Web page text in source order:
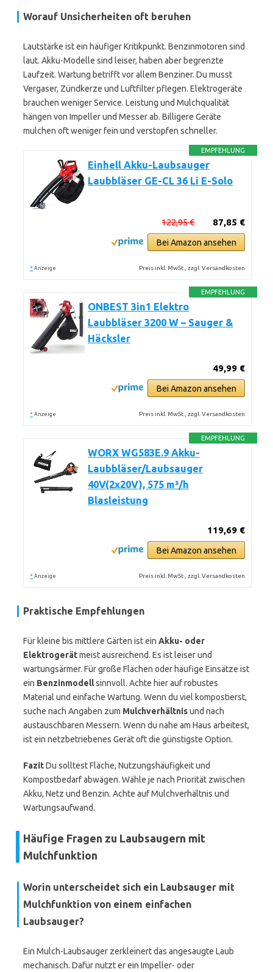
Worauf Unsicherheiten oft beruhen
Lautstärke ist ein häufiger Kritikpunkt. Benzinmotoren sind
laut. Akku-Modelle sind leiser, haben aber begrenzte
Laufzeit. Wartung betrifft vor allem Benziner. Du musst
Vergaser, Zündkerze und Luftfilter pflegen. Elektrogeräte
brauchen weniger Service. Leistung und Mulchqualität
hängen von Impeller und Messer ab. Billigere Geräte
mulchen oft weniger fein und verstopfen schneller.
EMPFEHLUNG
Einhell Akku-Laubsauger
Laubbläser GE-CL 36 Li E-Solo
87,85 €
122,95 €
Bei Amazon ansehen
* Anzeige Preis inkl. MwSt., zzgl. Versandkosten
EMPFEHLUNG
ONBEST 3in1 Elektro
Laubbläser 3200 W – Sauger &
Häcksler
49,99 €
Bei Amazon ansehen
* Anzeige Preis inkl. MwSt., zzgl. Versandkosten
EMPFEHLUNG
WORX WG583E.9 Akku-
Laubbläser/Laubsauger
40V(2x20V), 575 m³/h
Blasleistung
119,69 €
Bei Amazon ansehen
* Anzeige Preis inkl. MwSt., zzgl. Versandkosten
Praktische Empfehlungen
Für kleine bis mittlere Gärten ist ein Akku- oder
Elektrogerätmeist ausreichend. Es ist leiser und
wartungsärmer. Für große Flächen oder häufige Einsätze ist
ein Benzinmodellsinnvoll. Achte hier auf robustes
Material und einfache Wartung. Wenn du viel kompostierst,
suche nach Angaben zum Mulchverhältnisund nach
austauschbaren Messern. Wenn du nahe am Haus arbeitest,
ist ein netzbetriebenes Gerät oft die günstigste Option.
FazitDu solltest Fläche, Nutzungshäufigkeit und
Kompostbedarf abwägen. Wähle je nach Priorität zwischen
Akku, Netz und Benzin. Achte auf Mulchverhältnis und
Wartungsaufwand.
Häufige Fragen zu Laubsaugern mit
Mulchfunktion
Worin unterscheidet sich ein Laubsauger mit
Mulchfunktion von einem einfachen
Laubsauger?
Ein Mulch-Laubsauger zerkleinert das angesaugte Laub
mechanisch. Dafür nutzt er ein Impeller- oder